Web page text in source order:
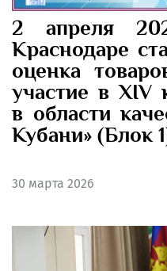
2 апреля
Краснодаре
оценка
участие в XIV
в области
Кубани» (Блок
30 марта 2026